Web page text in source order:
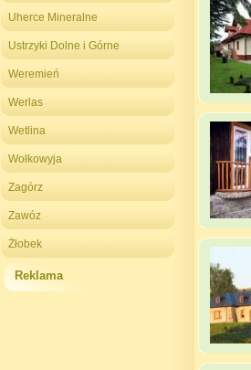
Uherce Mineralne
Ustrzyki Dolne i Górne
Weremień
Werlas
Wetlina
Wołkowyja
Zagórz
Zawóz
Żłobek
Reklama